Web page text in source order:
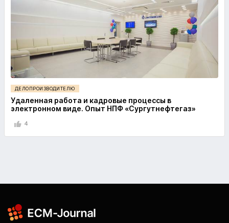
ДЕЛОПРОИЗВОДИТЕЛЮ
Удаленная работа и кадровые процессы в
электронном виде. Опыт НПФ «Сургутнефтегаз»
4